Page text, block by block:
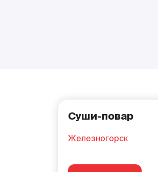
Суши-повар
Железногорск